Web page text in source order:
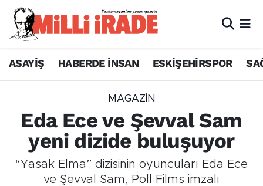
ASAYİŞ HABERDE İNSAN ESKİŞEHİRSPOR
MAGAZİN
Eda Ece ve Şevval Sam
yeni dizide buluşuyor
“Yasak Elma” dizisinin oyuncuları Eda Ece
ve Şevval Sam, Poll Films imzalı